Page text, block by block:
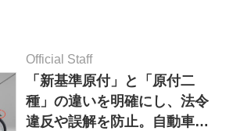
Official Staff
「新基準原付」と「原付二
種」の違いを明確にし、法令
違反や誤解を防止。自動車公